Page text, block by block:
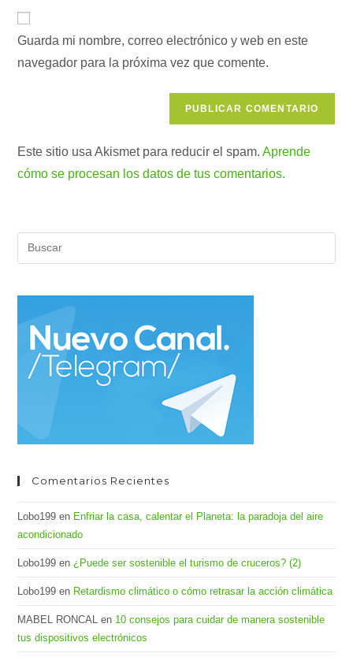
para
para
comentar
de
tu
web
Guarda mi nombre, correo electrónico y web en este
navegador para la próxima vez que comente.
Este sitio usa Akismet para reducir el spam.Aprende
cómo se procesan los datos de tus comentarios.
Comentarios Recientes
Lobo199 en Enfriar la casa, calentar el Planeta: la paradoja del aire
acondicionado
Lobo199 en ¿Puede ser sostenible el turismo de cruceros? (2)
Lobo199 en Retardismo climático o cómo retrasar la acción climática
MABEL RONCAL en 10 consejos para cuidar de manera sostenible
tus dispositivos electrónicos